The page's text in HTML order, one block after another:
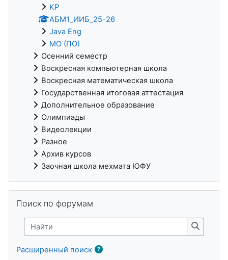
KP
АБМ1_ИИБ_25-26
Java Eng
МО (ПО)
Осенний семестр
Воскресная компьютерная школа
Воскресная математическая школа
Государственная итоговая аттестация
Дополнительное образование
Олимпиады
Видеолекции
Разное
Архив курсов
Заочная школа мехмата ЮФУ
Поиск по форумам
Найти
Найти
Расширенный поиск